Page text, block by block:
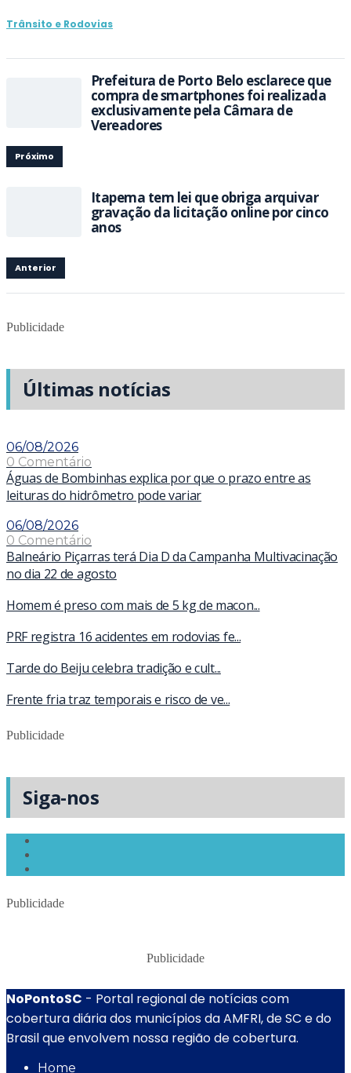
Trânsito e Rodovias
Prefeitura de Porto Belo esclarece que
compra de smartphones foi realizada
exclusivamente pela Câmara de
Vereadores
Próximo
Itapema tem lei que obriga arquivar
gravação da licitação online por cinco
anos
Anterior
Publicidade
Últimas notícias
06/08/2026
0 Comentário
Águas de Bombinhas explica por que o prazo entre as
leituras do hidrômetro pode variar
06/08/2026
0 Comentário
Balneário Piçarras terá Dia D da Campanha Multivacinação
no dia 22 de agosto
Homem é preso com mais de 5 kg de macon...
PRF registra 16 acidentes em rodovias fe...
Tarde do Beiju celebra tradição e cult...
Frente fria traz temporais e risco de ve...
Publicidade
Siga-nos
Publicidade
Publicidade
NoPontoSC - Portal regional de notícias com
cobertura diária dos municípios da AMFRI, de SC e do
Brasil que envolvem nossa região de cobertura.
Home